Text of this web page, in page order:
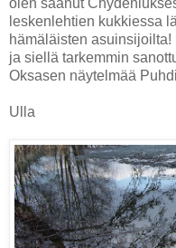
leskenlehtien kukkiessa
hämäläisten
ja siellä tarkemmin
Oksasen näytelmää
Ulla